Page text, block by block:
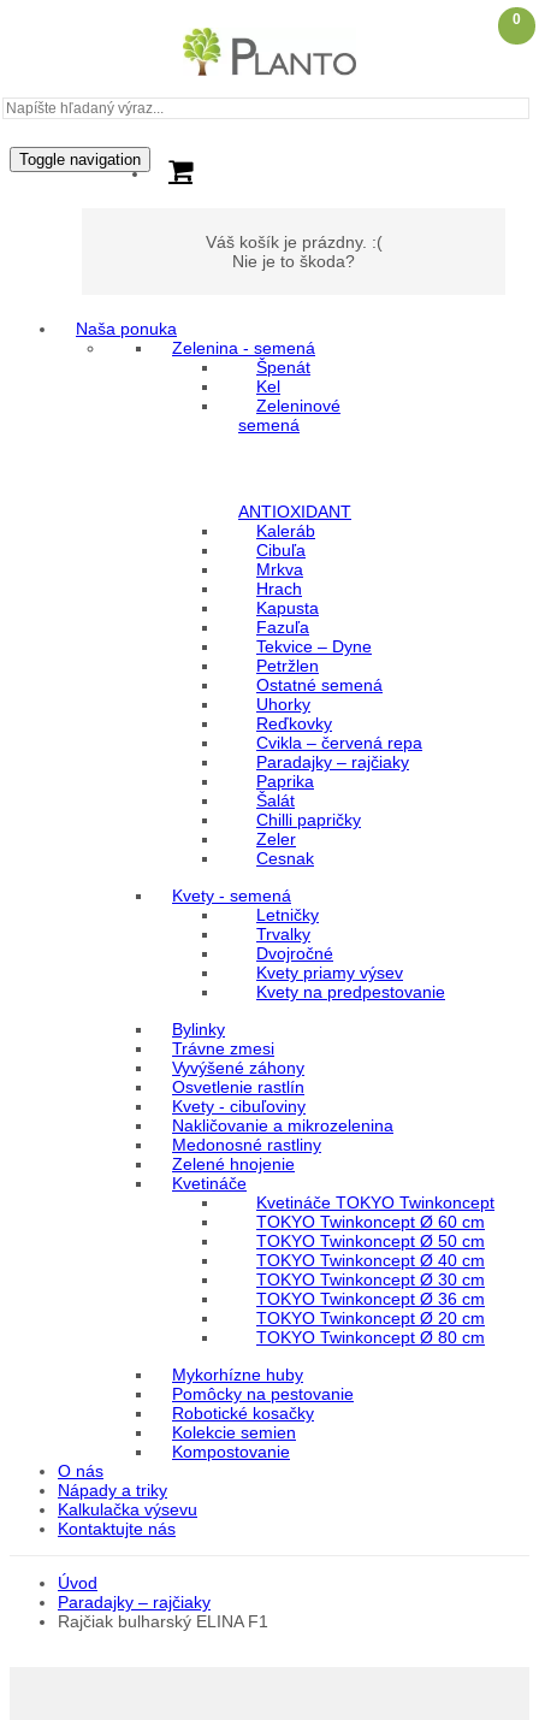
Toggle navigation
0
Váš košík je prázdny. :(
Nie je to škoda?
Naša ponuka
Zelenina - semená
Špenát
Kel
Zeleninové
semená
ANTIOXIDANT
Kaleráb
Cibuľa
Mrkva
Hrach
Kapusta
Fazuľa
Tekvice – Dyne
Petržlen
Ostatné semená
Uhorky
Reďkovky
Cvikla – červená repa
Paradajky – rajčiaky
Paprika
Šalát
Chilli papričky
Zeler
Cesnak
Kvety - semená
Letničky
Trvalky
Dvojročné
Kvety priamy výsev
Kvety na predpestovanie
Bylinky
Trávne zmesi
Vyvýšené záhony
Osvetlenie rastlín
Kvety - cibuľoviny
Nakličovanie a mikrozelenina
Medonosné rastliny
Zelené hnojenie
Kvetináče
Kvetináče TOKYO Twinkoncept
TOKYO Twinkoncept Ø 60 cm
TOKYO Twinkoncept Ø 50 cm
TOKYO Twinkoncept Ø 40 cm
TOKYO Twinkoncept Ø 30 cm
TOKYO Twinkoncept Ø 36 cm
TOKYO Twinkoncept Ø 20 cm
TOKYO Twinkoncept Ø 80 cm
Mykorhízne huby
Pomôcky na pestovanie
Robotické kosačky
Kolekcie semien
Kompostovanie
O nás
Nápady a triky
Kalkulačka výsevu
Kontaktujte nás
Úvod
Paradajky – rajčiaky
Rajčiak bulharský ELINA F1